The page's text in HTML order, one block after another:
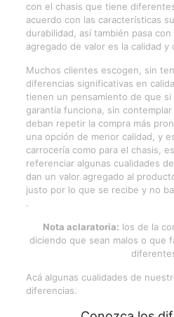
con el chasis que tiene
acuerdo con las características
durabilidad, así también pasa
agregado de valor es la calidad y
Muchos clientes escogen, sin
diferencias significativas en
tienen un pensamiento de que si
garantía funciona, sin
deban repetir la compra más
una opción de menor calidad, y
carrocería como para el chasis,
referenciar algunas cualidades
dan un valor agregado al
justo por lo que se recibe y no
.
Nota aclaratoria: los de la
diciendo que sean malos o que
Acá algunas cualidades de
diferencias.